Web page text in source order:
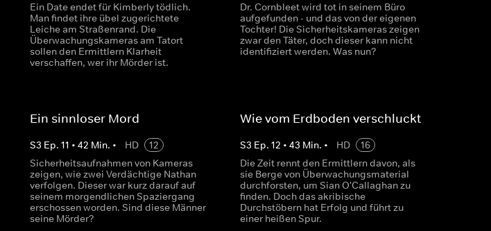
Ein Date endet für Kimberly tödlich.
Man findet ihre übel zugerichtete
Leiche am Straßenrand. Die
Überwachungskameras am Tatort
sollen den Ermittlern Klarheit
verschaffen, wer ihr Mörder ist.
Dr. Cornbleet wird tot in seinem Büro
aufgefunden - und das von der eigenen
Tochter! Die Sicherheitskameras zeigen
zwar den Täter, doch dieser kann nicht
identifiziert werden. Was nun?
Ein sinnloser Mord
S3 Ep. 11 • 42 Min. • HD
12
Sicherheitsaufnahmen von Kameras
zeigen, wie zwei Verdächtige Nathan
verfolgen. Dieser war kurz darauf auf
seinem morgendlichen Spaziergang
erschossen worden. Sind diese Männer
seine Mörder?
Wie vom Erdboden verschluckt
S3 Ep. 12 • 43 Min. • HD
16
Die Zeit rennt den Ermittlern davon, als
sie Berge von Überwachungsmaterial
durchforsten, um Sian O'Callaghan zu
finden. Doch das akribische
Durchstöbern hat Erfolg und führt zu
einer heißen Spur.